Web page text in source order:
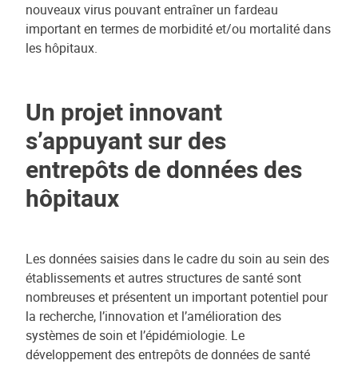
nouveaux virus pouvant entraîner un fardeau
important en termes de morbidité et/ou mortalité dans
les hôpitaux.
Un projet innovant
s’appuyant sur des
entrepôts de données des
hôpitaux
Les données saisies dans le cadre du soin au sein des
établissements et autres structures de santé sont
nombreuses et présentent un important potentiel pour
la recherche, l’innovation et l’amélioration des
systèmes de soin et l’épidémiologie. Le
développement des entrepôts de données de santé